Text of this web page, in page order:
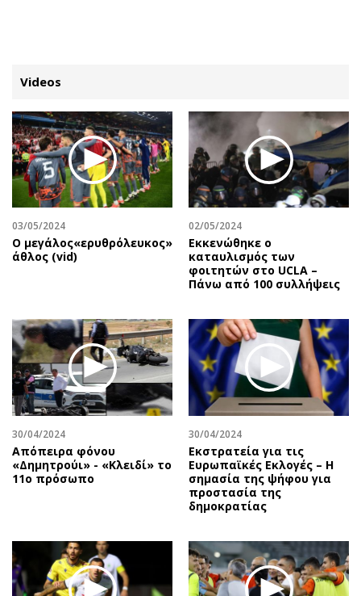
ΚΑΤΗΓΟΡΙΕΣ ΣΥΝΔΕΣΗ
Κύπρος
Παιδεία
Υγεία
Πολιτική
Βουλευτικές 2026
Δημοσκοπήσεις
Διπλωματία
Αθλητισμός
Κύπρος
Διεθνή
Κληρώσεις Allwyn
Real Estate
Επιχειρήσεις
Αγορές
Απόψεις
Αρθρογραφία
The Hill
Υγεία
Αγγελίες
Ενοικιάζονται
Ζητούν εργασία
Θέσεις εργασίας
Geek
Νέα
Social
Αυτοκίνηση
Αφιερώματα
Πολιτική
Οικονομία
Γενικά
Αναδρομές
Videos
03/05/2024
O μεγάλος«ερυθρόλευκος»
άθλος (vid)
02/05/2024
Εκκενώθηκε ο
καταυλισμός των
φοιτητών στο UCLA –
Πάνω από 100 συλλήψεις
30/04/2024
Απόπειρα φόνου
«Δημητρούι» - «Κλειδί» το
11ο πρόσωπο
30/04/2024
Εκστρατεία για τις
Eυρωπαϊκές Eκλογές – Η
σημασία της ψήφου για
προστασία της
δημοκρατίας